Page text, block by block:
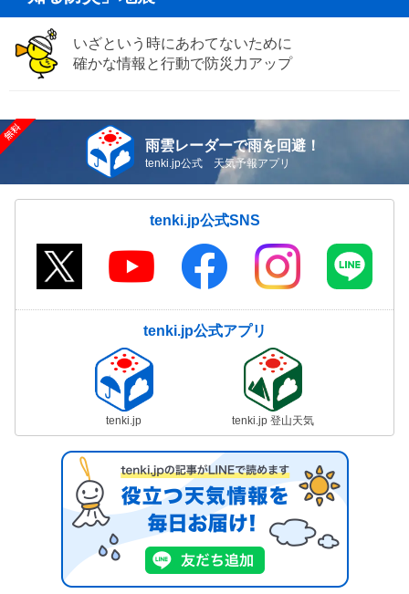
いざという時にあわてないために
確かな情報と行動で防災力アップ
雨雲レーダーで雨を回避！
tenki.jp公式 天気予報アプリ
tenki.jp公式SNS
tenki.jp公式アプリ
tenki.jp tenki.jp 登山天気